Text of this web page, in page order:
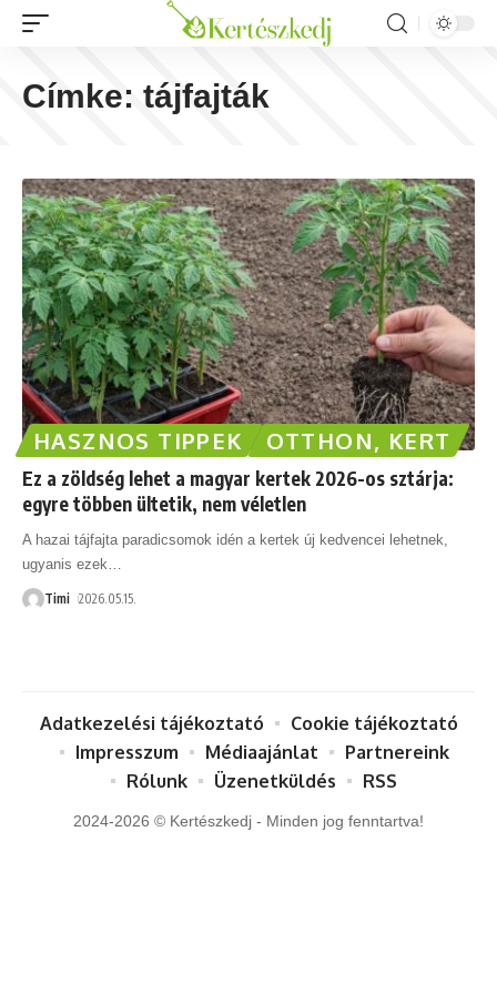
Címke: tájfajták
HASZNOS TIPPEK OTTHON, KERT
Ez a zöldség lehet a magyar kertek 2026-os sztárja:
egyre többen ültetik, nem véletlen
A hazai tájfajta paradicsomok idén a kertek új kedvencei lehetnek,
ugyanis ezek
Timi 2026.05.15.
2024-2026 © Kertészkedj - Minden jog fenntartva!
Adatkezelési tájékoztató
Cookie tájékoztató
Impresszum
Médiaajánlat
Partnereink
Rólunk
Üzenetküldés RSS